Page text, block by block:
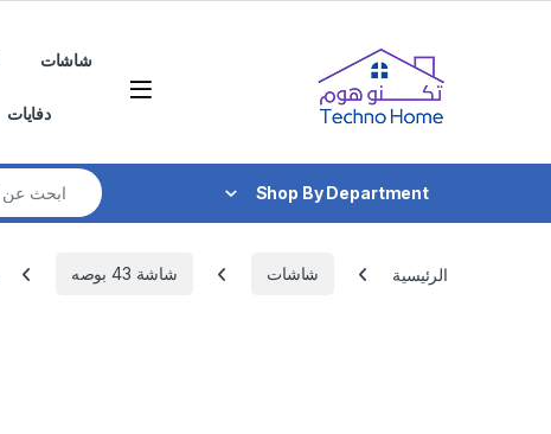
شاشات
دفايات
Shop By Department
Search for:
الرئيسية شاشات شاشة 43 بوصه